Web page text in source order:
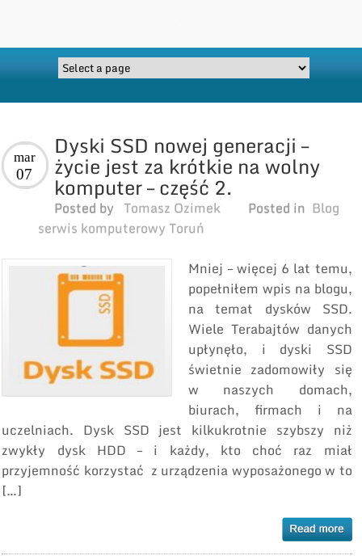
Dyski SSD nowej generacji –
życie jest za krótkie na wolny
komputer – część 2.
mar
07
Posted by Tomasz Ozimek Posted in Blog
serwis komputerowy Toruń
Mniej – więcej 6 lat temu,
popełniłem wpis na blogu,
na temat dysków SSD.
Wiele Terabajtów danych
upłynęło, i dyski SSD
świetnie zadomowiły się
w naszych domach,
biurach, firmach i na
uczelniach. Dysk SSD jest kilkukrotnie szybszy niż
zwykły dysk HDD – i każdy, kto choć raz miał
przyjemność korzystać z urządzenia wyposażonego w to
[…]